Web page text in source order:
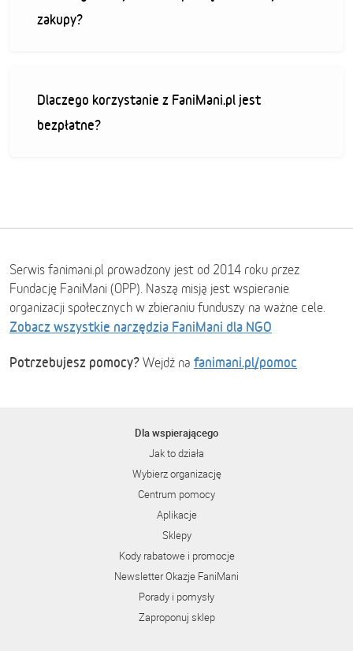
zakupy?
Dlaczego korzystanie z FaniMani.pl jest
bezpłatne?
Serwis fanimani.pl prowadzony jest od 2014 roku przez
Fundację FaniMani (OPP). Naszą misją jest wspieranie
organizacji społecznych w zbieraniu funduszy na ważne cele.
Zobacz wszystkie narzędzia FaniMani dla NGO
Potrzebujesz pomocy? Wejdź na fanimani.pl/pomoc
Dla wspierającego
Jak to działa
Wybierz organizację
Centrum pomocy
Aplikacje
Sklepy
Kody rabatowe i promocje
Newsletter Okazje FaniMani
Porady i pomysły
Zaproponuj sklep